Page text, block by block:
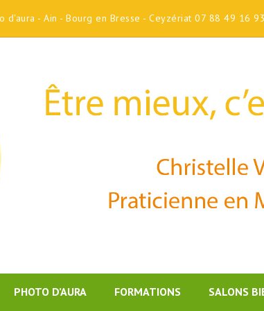
- Ain - Bourg en Bresse - Ceyzériat 07 88 49 16 93
PHOTO D’AURA FORMATIONS SALONS